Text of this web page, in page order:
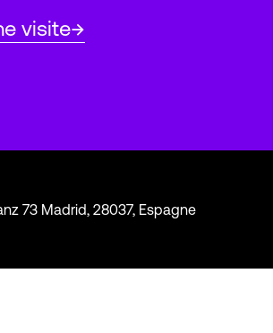
visite
73 Madrid, 28037, Espagne